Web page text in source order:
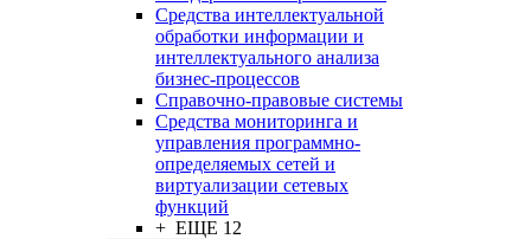
Средства интеллектуальной
обработки информации и
интеллектуального анализа
бизнес-процессов
Справочно-правовые системы
Средства мониторинга и
управления программно-
определяемых сетей и
виртуализации сетевых
функций
+ ЕЩЕ 12